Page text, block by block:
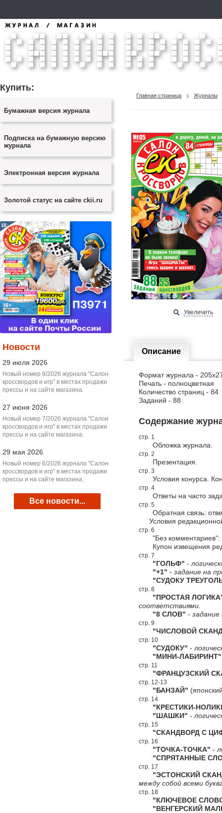
Купить:
Бумажная версия журнала
Подписка на бумажную версию
журнала
Электронная версия журнала
Золотой статус на сайте ckii.ru
Новости
29 июля 2026
Новый номер 8/2026 журнала "Салон
кроссвордов и игр" в местах продажи
прессы и на сайте магазина.
27 июня 2026
Новый номер 7/2026 журнала "Салон
кроссвордов и игр" в местах продажи
прессы и на сайте магазина.
29 мая 2026
Новый номер 6/2026 журнала "Салон
кроссвордов и игр" в местах продажи
прессы и на сайте магазина.
Все новости...
Главная страница Журналы
Увеличить
Описание
Формат журнала -
Печать - полноцветная
Количество страниц - 84
Заданий - 88
Содержание
стр. 1
Обложка журнала.
стр. 2
Презентация.
стр. 3
Условия конурса.
стр. 4
Ответы на часто
стр. 5
Обратная связь:
Условия
стр. 6
"Без комментариев":
Купон извещения
стр. 7
"ГОЛЬФ" -
"+1" - задание на
"СУДОКУ
стр. 8
"ПРОСТАЯ
соответствиями.
"8 СЛОВ" - задание
стр. 9
"ЧИСЛОВОЙ
стр. 10
"СУДОКУ" -
"МИНИ-ЛАБИРИНТ"
стр. 11
"ФРАНЦУЗСКИЙ
стр. 12-13
"БАНЗАЙ"
стр. 14
"КРЕСТИКИ-
"ШАШКИ" -
стр. 15
"СКАНДВОРД С
стр. 16
"ТОЧКА-ТОЧКА" -
"СПРЯТАННЫЕ
стр. 17
"ЭСТОНСКИЙ
между собой всеми
стр. 18
"КЛЮЧЕВОЕ
"ВЕНГЕРСКИЙ